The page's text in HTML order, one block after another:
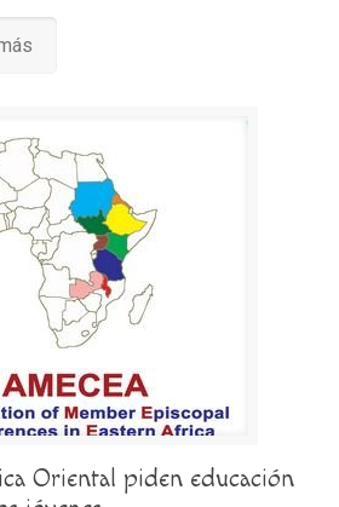
Oriental piden educación